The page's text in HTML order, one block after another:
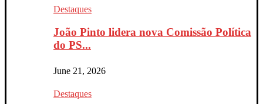
Destaques
João Pinto lidera nova Comissão Política
do PS...
June 21, 2026
Destaques